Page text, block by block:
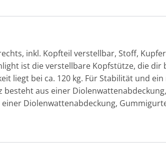
inkl. Kopfteil verstellbar, Stoff,
ist die verstellbare Kopfstütze, die
liegt bei ca. 120 kg. Für Stabilität und
besteht aus einer
Diolenwattenabdeckung,